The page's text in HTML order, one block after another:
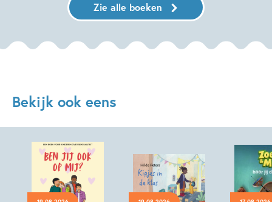
Zie alle boeken
Bekijk ook eens